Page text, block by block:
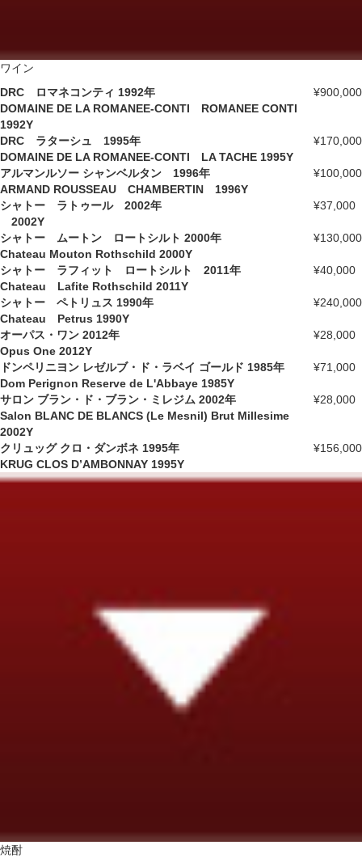
ワイン
DRC ロマネコンティ 1992年
DOMAINE DE LA ROMANEE-CONTI ROMANEE CONTI
1992Y
¥900,000
DRC ラターシュ 1995年
DOMAINE DE LA ROMANEE-CONTI LA TACHE 1995Y
¥170,000
アルマンルソー シャンベルタン 1996年
ARMAND ROUSSEAU CHAMBERTIN 1996Y
¥100,000
シャトー ラトゥール 2002年
2002Y
¥37,000
シャトー ムートン ロートシルト 2000年
Chateau Mouton Rothschild 2000Y
¥130,000
シャトー ラフィット ロートシルト 2011年
Chateau Lafite Rothschild 2011Y
¥40,000
シャトー ペトリュス 1990年
Chateau Petrus 1990Y
¥240,000
オーパス・ワン 2012年
Opus One 2012Y
¥28,000
ドンペリニヨン レゼルブ・ド・ラベイ ゴールド 1985年
Dom Perignon Reserve de L'Abbaye 1985Y
¥71,000
サロン ブラン・ド・ブラン・ミレジム 2002年
Salon BLANC DE BLANCS (Le Mesnil) Brut Millesime
2002Y
¥28,000
クリュッグ クロ・ダンボネ 1995年
KRUG CLOS D’AMBONNAY 1995Y
¥156,000
焼酎